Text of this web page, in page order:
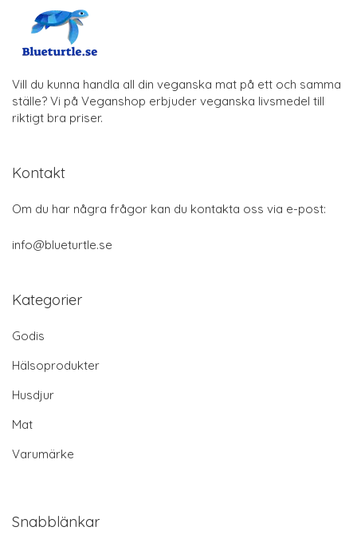
Vill du kunna handla all din veganska mat på ett och samma
ställe? Vi på Veganshop erbjuder veganska livsmedel till
riktigt bra priser.
Kontakt
Om du har några frågor kan du kontakta oss via e-post:
info@blueturtle.se
Kategorier
Godis
Hälsoprodukter
Husdjur
Mat
Varumärke
Snabblänkar